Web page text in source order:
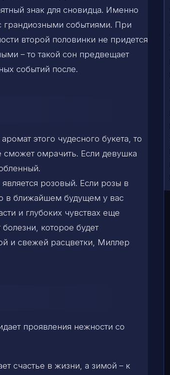
знак для сновидца. Именно
грандиозными событиями. При
второй половинки не придется
– то такой сон предвещает
событий после.
этого чудесного букета, то
сможет омрачить. Если девушка
розовый. Если розы в
в ближайшем будущем у вас
и глубоких чувствах еще
которое будет
и свежей расцветки, Миллер
проявления нежности со
счастье в жизни, а зимой – к